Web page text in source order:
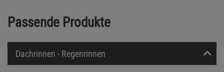
Passende Produkte
Dachrinnen - Regenrinnen